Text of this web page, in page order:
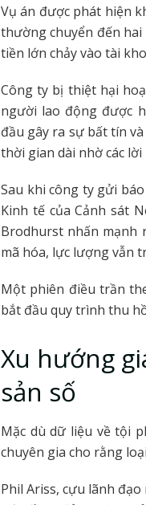
Vụ án được phát hiện
thường chuyển đến hai
tiền lớn chảy vào tài
Công ty bị thiệt hại
người lao động được
đầu gây ra sự bất tín
thời gian dài nhờ các lời
Sau khi công ty gửi
Kinh tế của Cảnh sát
Brodhurst nhấn mạnh
mã hóa, lực lượng vẫn
Một phiên điều trần
bắt đầu quy trình thu
Xu hướng
sản số
Mặc dù dữ liệu về tội
chuyên gia cho rằng
Phil Ariss, cựu lãnh